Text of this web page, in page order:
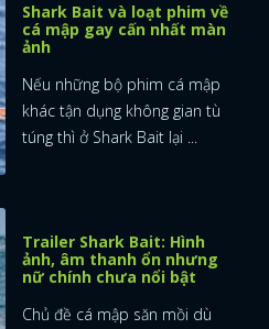
Shark Bait và loạt phim về
cá mập gay cấn nhất màn
ảnh
Nếu những bộ phim cá mập
khác tận dụng không gian tù
túng thì ở Shark Bait lại ...
Trailer Shark Bait: Hình
ảnh, âm thanh ổn nhưng
nữ chính chưa nổi bật
Chủ đề cá mập săn mồi dù